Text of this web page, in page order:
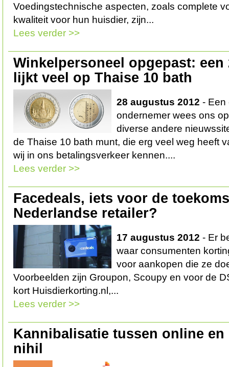
Voedingstechnische aspecten, zoals complete
kwaliteit voor hun huisdier, zijn...
Lees verder >>
Winkelpersoneel opgepast: een
lijkt veel op Thaise 10 bath
28 augustus 2012 - Een
ondernemer wees ons
diverse andere
de Thaise 10 bath munt, die erg veel weg heeft
wij in ons betalingsverkeer kennen....
Lees verder >>
Facedeals, iets voor de
Nederlandse retailer?
17 augustus 2012 - Er
waar consumenten
voor aankopen die ze
Voorbeelden zijn Groupon, Scoupy en voor de
kort Huisdierkorting.nl,...
Lees verder >>
Kannibalisatie tussen online
nihil